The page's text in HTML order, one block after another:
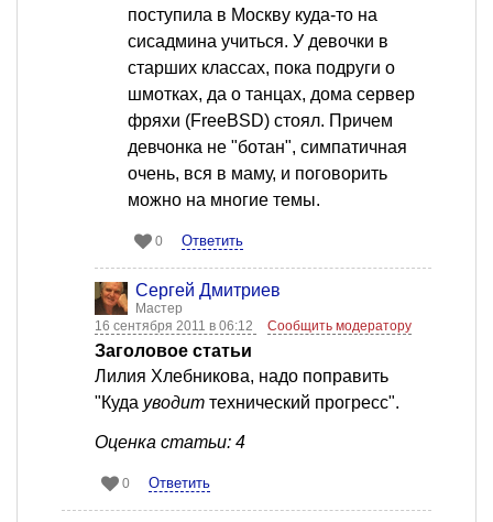
поступила в Москву куда-то на
сисадмина учиться. У девочки в
старших классах, пока подруги о
шмотках, да о танцах, дома сервер
фряхи (FreeBSD) стоял. Причем
девчонка не "ботан", симпатичная
очень, вся в маму, и поговорить
можно на многие темы.
0 Ответить
Сергей Дмитриев
Мастер
16 сентября 2011 в 06:12
Сообщить модератору
Заголовое статьи
Лилия Хлебникова, надо поправить
"Куда уводит технический прогресс".
Оценка статьи: 4
0 Ответить